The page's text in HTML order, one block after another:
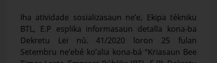
Iha atividade sosializasaun ne’e, Ekipa tékniku
BTL, E.P esplika informasaun detalla kona-ba
Dekretu Lei nú. 41/2020 loron 25 fulan
Setembru ne’ebé ko’alia kona-bá “Kriasaun Bee